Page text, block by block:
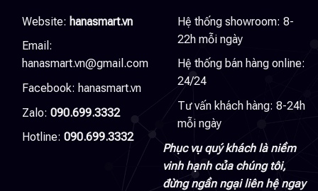
Website: hanasmart.vn
Email:
hanasmart.vn@gmail.com
Facebook: hanasmart.vn
Zalo: 090.699.3332
Hotline: 090.699.3332
Hệ thống showroom: 8-
22h mỗi ngày
Hệ thống bán hàng online:
24/24
Tư vấn khách hàng: 8-24h
mỗi ngày
Phục vụ quý khách là niềm
vinh hạnh của chúng tôi,
đừng ngần ngại liên hệ ngay